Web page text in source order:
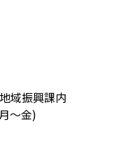
域振興課内
～金)